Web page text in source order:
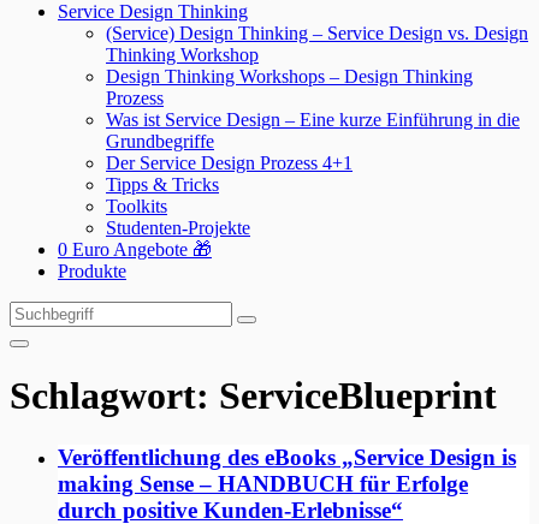
Service Design Thinking
(Service) Design Thinking – Service Design vs. Design
Thinking Workshop
Design Thinking Workshops – Design Thinking
Prozess
Was ist Service Design – Eine kurze Einführung in die
Grundbegriffe
Der Service Design Prozess 4+1
Tipps & Tricks
Toolkits
Studenten-Projekte
0 Euro Angebote 🎁
Produkte
Suchen
nach:
Suchen
Schlagwort: ServiceBlueprint
Veröffentlichung des eBooks „Service Design is
making Sense – HANDBUCH für Erfolge
durch positive Kunden-Erlebnisse“